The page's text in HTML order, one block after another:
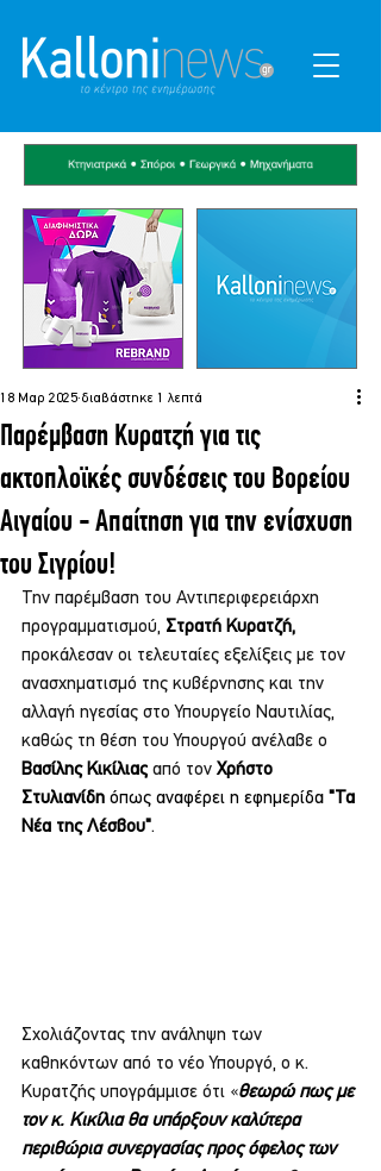
Παρέμβαση Κυρατζή για τις
ακτοπλοϊκές συνδέσεις του Βορείου
Αιγαίου - Απαίτηση για την ενίσχυση
του Σιγρίου!
18 Μαρ 2025 διαβάστηκε 1 λεπτά
Την παρέμβαση του Αντιπεριφερειάρχη
προγραμματισμού, Στρατή Κυρατζή,
προκάλεσαν οι τελευταίες εξελίξεις με τον
ανασχηματισμό της κυβέρνησης και την
αλλαγή ηγεσίας στο Υπουργείο Ναυτιλίας,
καθώς τη θέση του Υπουργού ανέλαβε ο
Βασίλης Κικίλιας από τον Χρήστο
Στυλιανίδη όπως αναφέρει η εφημερίδα "Τα
Νέα της Λέσβου".
Σχολιάζοντας την ανάληψη των
καθηκόντων από το νέο Υπουργό, ο κ.
Κυρατζής υπογράμμισε ότι «θεωρώ πως με
τον κ. Κικίλια θα υπάρξουν καλύτερα
περιθώρια συνεργασίας προς όφελος των